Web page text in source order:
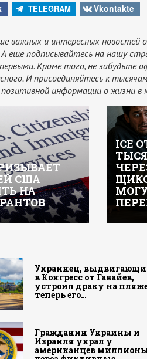
TELEGRAM Vkontakte
важных и интересных новостей
еще подписывайтесь на нашу
Кроме того, не забудьте
И присоединяйтесь к
информации о жизни в
США
НА
ICE
Украинец,
в Конгресс от Гавайев,
устроил драку на
теперь его…
Гражданин Украины и
Израиля украл у
американцев